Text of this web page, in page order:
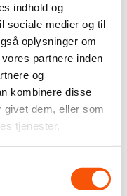
indhold og
sociale medier og til
oplysninger om
partnere inden
og
kombinere disse
givet dem, eller som
tjenester.